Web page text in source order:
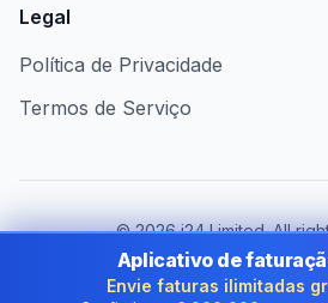
Legal
Política de Privacidade
Termos de Serviço
©2026i24 Limited. All
Ao serviço das empresas
Mudar de país:
Portugal
Aplicativo de
Envie faturas ilimitadas